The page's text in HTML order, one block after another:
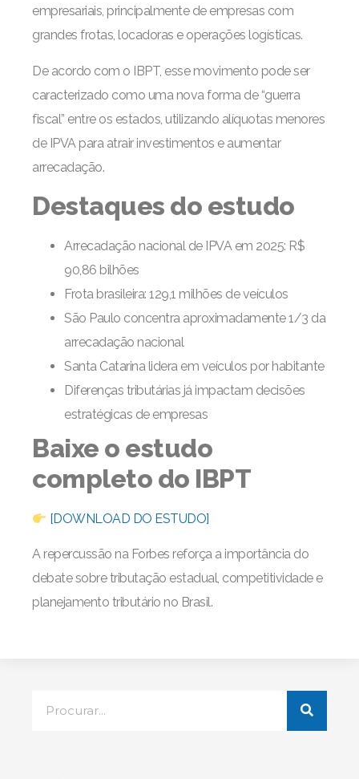
empresariais, principalmente de empresas com
grandes frotas, locadoras e operações logísticas.
De acordo com o IBPT, esse movimento pode ser
caracterizado como uma nova forma de “guerra
fiscal” entre os estados, utilizando alíquotas menores
de IPVA para atrair investimentos e aumentar
arrecadação.
Destaques do estudo
Arrecadação nacional de IPVA em 2025: R$
90,86 bilhões
Frota brasileira: 129,1 milhões de veículos
São Paulo concentra aproximadamente 1/3 da
arrecadação nacional
Santa Catarina lidera em veículos por habitante
Diferenças tributárias já impactam decisões
estratégicas de empresas
Baixe o estudo
completo do IBPT
[DOWNLOAD DO ESTUDO]
A repercussão na Forbes reforça a importância do
debate sobre tributação estadual, competitividade e
planejamento tributário no Brasil.